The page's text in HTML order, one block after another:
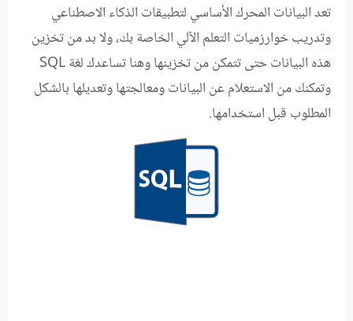
تعد البيانات المحرك الأساسي لتطبيقات الذكاء الاصطناعي
وتدريب خوارزميات التعلم الآلي الخاصة بك، ولا بد من تخزين
هذه البيانات حتى تتمكن من تخزينها وهنا تساعدك لغة SQL
وتمكنك من الاستعلام عن البيانات ومعالجتها وتعديلها بالشكل
المطلوب قبل استخدامها.